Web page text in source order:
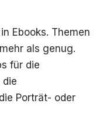
Ebooks. Themen
als genug.
für die
Porträt- oder